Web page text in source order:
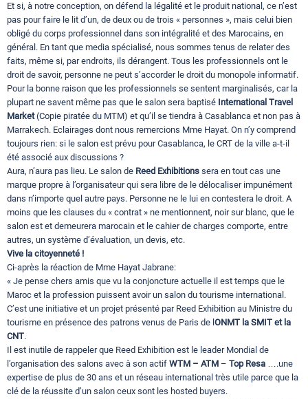
Et si, à notre conception, on défend la légalité et le produit national, ce n’est
pas pour faire le lit d’un, de deux ou de trois « personnes », mais celui bien
obligé du corps professionnel dans son intégralité et des Marocains, en
général. En tant que media spécialisé, nous sommes tenus de relater des
faits, même si, par endroits, ils dérangent. Tous les professionnels ont le
droit de savoir, personne ne peut s’accorder le droit du monopole informatif.
Pour la bonne raison que les professionnels se sentent marginalisés, car la
plupart ne savent même pas que le salon sera baptisé International Travel
Market(Copie piratée du MTM) et qu’il se tiendra à Casablanca et non pas à
Marrakech. Eclairages dont nous remercions Mme Hayat. On n’y comprend
toujours rien: si le salon est prévu pour Casablanca, le CRT de la ville a-t-il
été associé aux discussions ?
Aura, n’aura pas lieu. Le salon de Reed Exhibitions sera en tout cas une
marque propre à l’organisateur qui sera libre de le délocaliser impunément
dans n’importe quel autre pays. Personne ne le lui en contestera le droit. A
moins que les clauses du « contrat » ne mentionnent, noir sur blanc, que le
salon est et demeurera marocain et le cahier de charges comporte, entre
autres, un système d’évaluation, un devis, etc.
Vive la citoyenneté !
Ci-après la réaction de Mme Hayat Jabrane:
« Je pense chers amis que vu la conjoncture actuelle il est temps que le
Maroc et la profession puissent avoir un salon du tourisme international.
C’est une initiative et un projet présenté par Reed Exhibition au Ministre du
tourisme en présence des patrons venus de Paris de l ONMT la SMIT et la
CNT.
Il est inutile de rappeler que Reed Exhibition est le leader Mondial de
l’organisation des salons avec à son actif WTM – ATM – Top Resa ….une
expertise de plus de 30 ans et un réseau international très utile parce que la
clé de la réussite d’un salon ceux sont les hosted buyers.